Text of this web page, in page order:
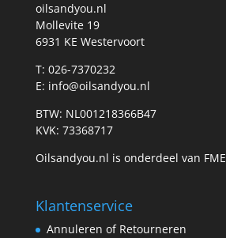
oilsandyou.nl
Mollevite 19
6931 KE Westervoort
T: 026-7370232
E: info@oilsandyou.nl
BTW: NL001218366B47
KVK: 73368717
Oilsandyou.nl is onderdeel van
Klantenservice
Annuleren of Retourneren